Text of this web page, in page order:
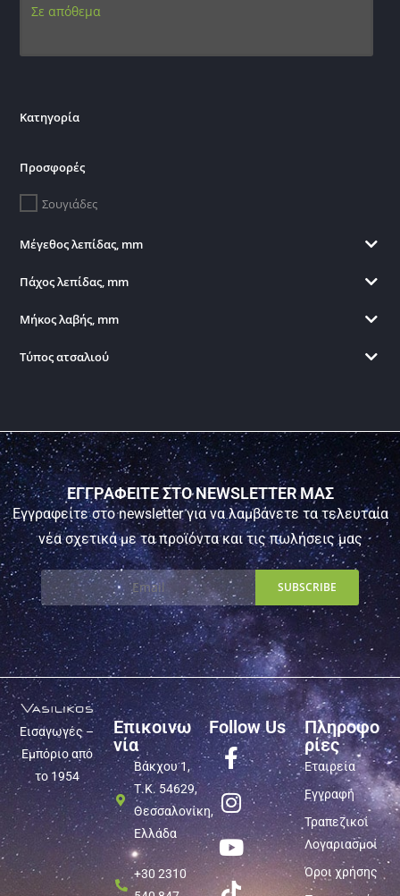
Σε απόθεμα
Κατηγορία
Προσφορές
Σουγιάδες
Μέγεθος λεπίδας, mm
Πάχος λεπίδας, mm
Μήκος λαβής, mm
Τύπος ατσαλιού
ΕΓΓΡΑΦΕΙΤΕ ΣΤΟ NEWSLETTER ΜΑΣ
Εγγραφείτε στο newsletter για να λαμβάνετε τα τελευταία
νέα σχετικά με τα προϊόντα και τις πωλήσεις μας
Εισαγωγές –
Εμπόριο από
το 1954
Επικοινω
νία
Βάκχου 1,
Τ.Κ. 54629,
Θεσσαλονίκη,
Ελλάδα
+30 2310
Follow Us
Πληροφο
ρίες
Εταιρεία
Εγγραφή
Τραπεζικοί
Λογαριασμοί
Όροι χρήσης